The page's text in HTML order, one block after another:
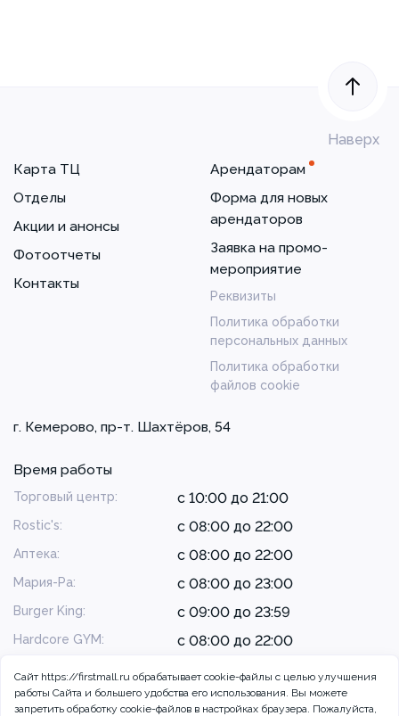
Наверх
Карта ТЦ
Отделы
Акции и анонсы
Фотоотчеты
Контакты
Арендаторам
Форма для новых
арендаторов
Заявка на промо-
мероприятие
Реквизиты
Политика обработки
персональных данных
Политика обработки
файлов cookie
г. Кемерово, пр-т. Шахтёров, 54
Время работы
Торговый центр: с 10:00 до 21:00
Rostic's: с 08:00 до 22:00
Аптека: с 08:00 до 22:00
Мария-Ра: с 08:00 до 23:00
Burger King: с 09:00 до 23:59
Hardcore GYM: с 08:00 до 22:00
Сайт https://firstmall.ru обрабатывает cookie-файлы с целью улучшения
работы Сайта и большего удобства его использования. Вы можете
запретить обработку сookie-файлов в настройках браузера. Пожалуйста,